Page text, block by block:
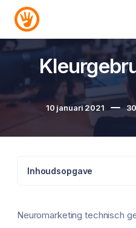
10 januari 2021
Inhoudsopgave
Neuromarketing technisch